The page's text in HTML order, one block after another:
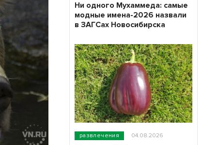
Ни одного Мухаммеда: самые
модные имена-2026 назвали
в ЗАГСах Новосибирска
развлечения 04.08.2026